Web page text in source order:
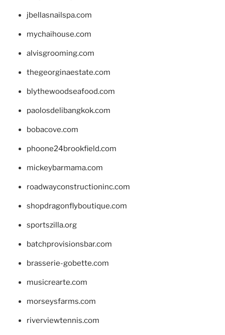
jbellasnailspa.com
mychaihouse.com
alvisgrooming.com
thegeorginaestate.com
blythewoodseafood.com
paolosdelibangkok.com
bobacove.com
phoone24brookfield.com
mickeybarmama.com
roadwayconstructioninc.com
shopdragonflyboutique.com
sportszilla.org
batchprovisionsbar.com
brasserie-gobette.com
musicrearte.com
morseysfarms.com
riverviewtennis.com